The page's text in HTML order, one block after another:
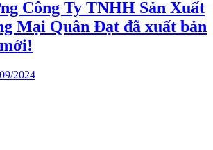
Công Ty TNHH Sản Xuất
Mại Quân Đạt đã xuất bản
2024